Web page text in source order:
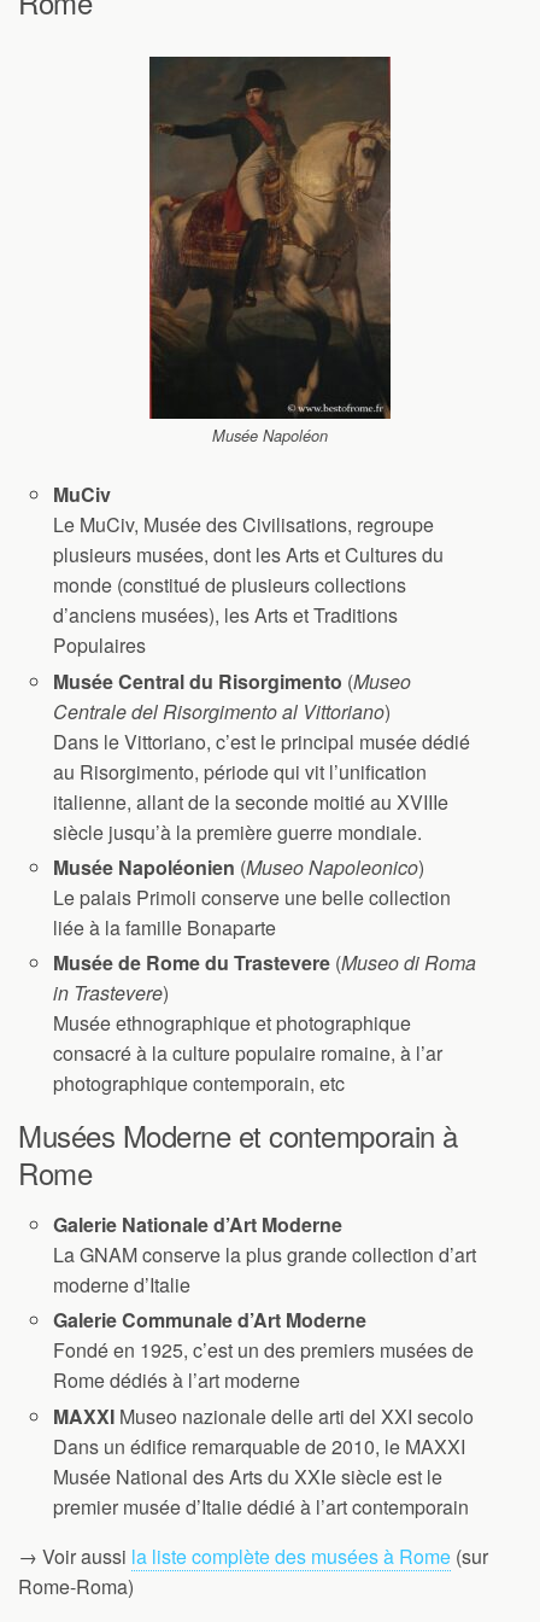
Musée Napoléon
MuCiv
Le MuCiv, Musée des Civilisations, regroupe
plusieurs musées, dont les Arts et Cultures du
monde (constitué de plusieurs collections
d’anciens musées), les Arts et Traditions
Populaires
Musée Central du Risorgimento (Museo
Centrale del Risorgimento al Vittoriano)
Dans le Vittoriano, c’est le principal musée dédié
au Risorgimento, période qui vit l’unification
italienne, allant de la seconde moitié au XVIIIe
siècle jusqu’à la première guerre mondiale.
Musée Napoléonien (Museo Napoleonico)
Le palais Primoli conserve une belle collection
liée à la famille Bonaparte
Musée de Rome du Trastevere (Museo di Roma
in Trastevere)
Musée ethnographique et photographique
consacré à la culture populaire romaine, à l’ar
photographique contemporain, etc
Musées Moderne et contemporain à
Rome
Galerie Nationale d’Art Moderne
La GNAM conserve la plus grande collection d’art
moderne d’Italie
Galerie Communale d’Art Moderne
Fondé en 1925, c’est un des premiers musées de
Rome dédiés à l’art moderne
MAXXI Museo nazionale delle arti del XXI secolo
Dans un édifice remarquable de 2010, le MAXXI
Musée National des Arts du XXIe siècle est le
premier musée d’Italie dédié à l’art contemporain
→ Voir aussi la liste complète des musées à Rome (sur
Rome-Roma)